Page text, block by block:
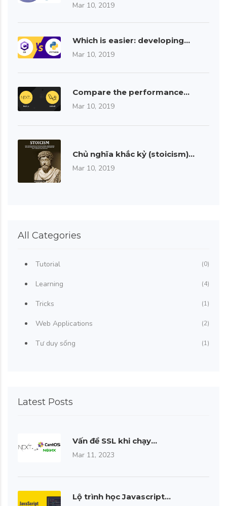
Mar 10, 2019
Which is easier: developing…
Mar 10, 2019
Compare the performance…
Mar 10, 2019
Chủ nghĩa khắc kỷ (stoicism)…
Mar 10, 2019
All Categories
Tutorial (0)
Learning (4)
Tricks (1)
Web Applications (2)
Tư duy sống (1)
Latest Posts
Vấn đề SSL khi chạy…
Mar 11, 2023
Lộ trình học Javascript…